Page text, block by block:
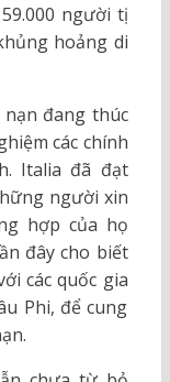
người tị
hoảng di
đang thúc
các chính
Italia đã đạt
người xin
hợp của họ
đây cho biết
các quốc gia
Phi, để cung